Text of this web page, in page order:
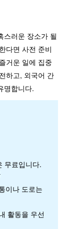
스러운 장소가 될
다면 사전 준비
거운 일에 집중
하고, 외국어 간
명합니다.
무료입니다.
이나 도로는
활동을 우선